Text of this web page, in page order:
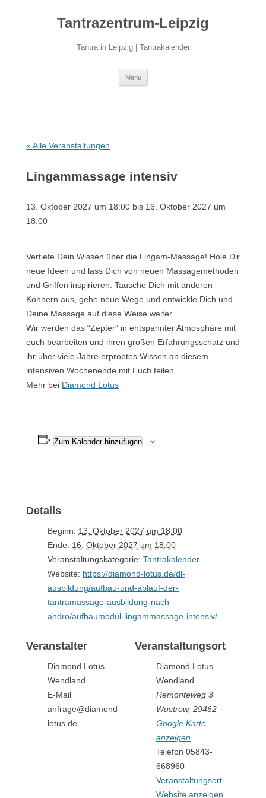
Tantrazentrum-Leipzig
Tantra in Leipzig | Tantrakalender
Menü
« Alle Veranstaltungen
Lingammassage intensiv
13. Oktober 2027 um 18:00 bis 16. Oktober 2027 um
18:00
Vertiefe Dein Wissen über die Lingam-Massage! Hole Dir
neue Ideen und lass Dich von neuen Massagemethoden
und Griffen inspirieren: Tausche Dich mit anderen
Könnern aus, gehe neue Wege und entwickle Dich und
Deine Massage auf diese Weise weiter.
Wir werden das “Zepter” in entspannter Atmosphäre mit
euch bearbeiten und ihren großen Erfahrungsschatz und
ihr über viele Jahre erprobtes Wissen an diesem
intensiven Wochenende mit Euch teilen.
Mehr bei Diamond Lotus
Zum Kalender hinzufügen
Details
Beginn: 13. Oktober 2027 um 18:00
Ende: 16. Oktober 2027 um 18:00
Veranstaltungskategorie: Tantrakalender
Website: https://diamond-lotus.de/dl-
ausbildung/aufbau-und-ablauf-der-
tantramassage-ausbildung-nach-
andro/aufbaumodul-lingammassage-intensiv/
Veranstaltungsort
Diamond Lotus –
Wendland
Remonteweg 3
Wustrow, 29462
Google Karte
anzeigen
Telefon 05843-
668960
Veranstaltungsort-
Website anzeigen
Veranstalter
Diamond Lotus,
Wendland
E-Mail
anfrage@diamond-
lotus.de